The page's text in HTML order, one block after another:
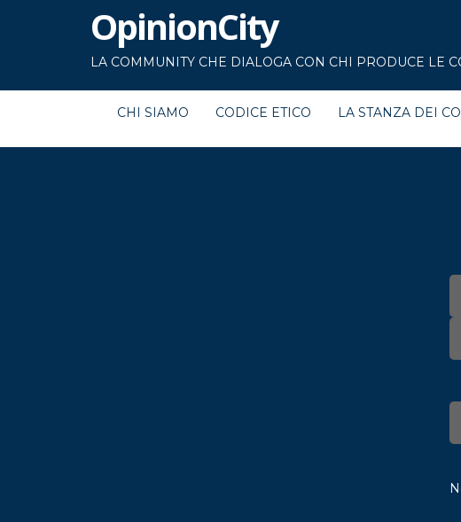
OpinionCity
LA COMMUNITY CHE DIALOGA CON CHI PRODUCE LE
CHI SIAMO CODICE ETICO LA STANZA DEI